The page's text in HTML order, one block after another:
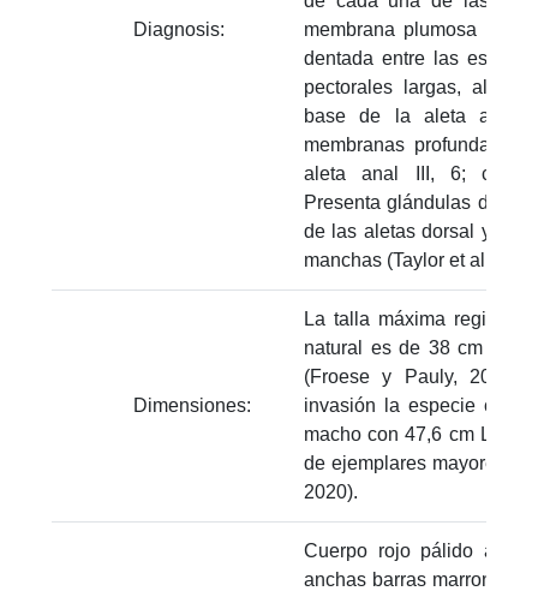
Diagnosis:
membrana plumosa
dentada entre las
pectorales largas,
base de la aleta anal,
membranas
aleta anal III, 6;
Presenta glándulas de
de las aletas dorsal y
manchas (Taylor et al.,
Dimensiones:
La talla máxima
natural es de 38 cm de
(Froese y Pauly,
invasión la especie
macho con 47,6 cm LT, y
de ejemplares mayores a
2020).
Cuerpo rojo pálido a
anchas barras marrones